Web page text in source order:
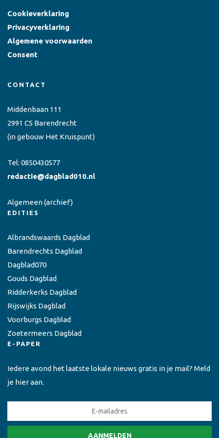
Cookieverklaring
Privacyverklaring
Algemene voorwaarden
Consent
CONTACT
Middenbaan 111
2991 CS Barendrecht
(in gebouw Het Kruispunt)
Tel: 0850430577
redactie@dagblad010.nl
Algemeen(archief)
EDITIES
Albrandswaards Dagblad
Barendrechts Dagblad
Dagblad070
Gouds Dagblad
Ridderkerks Dagblad
Rijswijks Dagblad
Voorburgs Dagblad
Zoetermeers Dagblad
E-PAPER
Iedere avond het laatste lokale nieuws gratis in je mail? Meld
je hier aan.